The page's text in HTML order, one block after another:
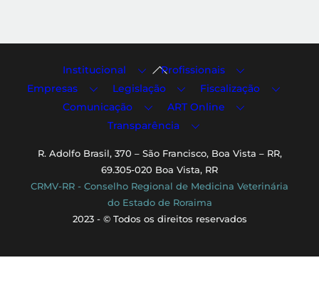
Back
To
Top
Institucional
Profissionais
Empresas
Legislação
Fiscalização
Comunicação
ART Online
Transparência
R. Adolfo Brasil, 370 – São Francisco, Boa Vista – RR,
69.305-020 Boa Vista, RR
CRMV-RR - Conselho Regional de Medicina Veterinária
do Estado de Roraima
2023 - © Todos os direitos reservados